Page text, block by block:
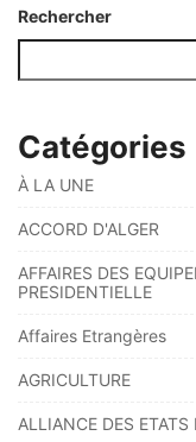
Rechercher
Catégories
À LA UNE
ACCORD D'ALGER
AFFAIRES DES
PRESIDENTIELLE
Affaires Etrangères
AGRICULTURE
ALLIANCE DES ETATS